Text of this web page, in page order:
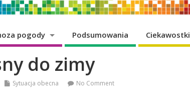
pogody Podsumowania Ciekawostki
do zimy
Sytuacja obecna No Comment